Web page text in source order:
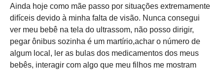
Ainda hoje como mãe passo por situações extremamente
difíceis devido à minha falta de visão. Nunca consegui
ver meu bebê na tela do ultrassom, não posso dirigir,
pegar ônibus sozinha é um martírio,achar o número de
algum local, ler as bulas dos medicamentos dos meus
bebês, interagir com algo que meu filhos me mostram